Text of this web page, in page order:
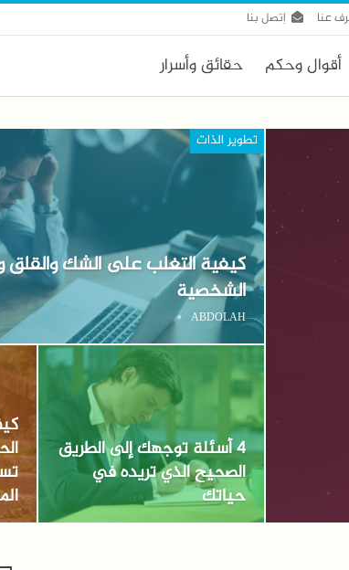
عنا اِتصل بنا
أقوال وحكم حقائق وأسرار
تطوير الذات
كيفية التغلب على الشك
الشخصية
ABDOLAH
4 أسئلة توجهك إلى الطريق
الصحيح الذي تريده في
حياتك